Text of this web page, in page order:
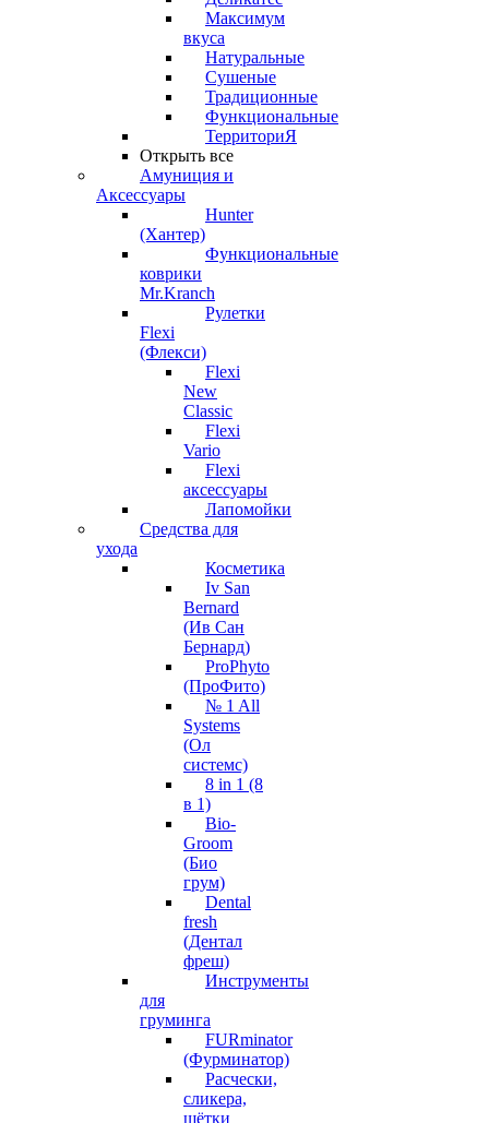
Максимум
вкуса
Натуральные
Сушеные
Традиционные
Функциональные
ТерриториЯ
Открыть все
Амуниция и
Аксессуары
Hunter
(Хантер)
Функциональные
коврики
Mr.Kranch
Рулетки
Flexi
(Флекси)
Flexi
New
Classic
Flexi
Vario
Flexi
аксессуары
Лапомойки
Средства для
ухода
Косметика
Iv San
Bernard
(Ив Сан
Бернард)
ProPhyto
(ПроФито)
№ 1 All
Systems
(Ол
системс)
8 in 1 (8
в 1)
Bio-
Groom
(Био
грум)
Dental
fresh
(Дентал
фреш)
Инструменты
для
груминга
FURminator
(Фурминатор)
Расчески,
сликера,
щётки